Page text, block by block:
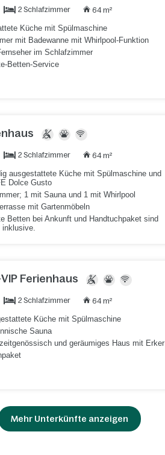
2 Schlafzimmer 64 m²
Küche mit Spülmaschine
mit Badewanne mit Whirlpool-Funktion
im Schlafzimmer
Betten-Service
2 Schlafzimmer 64 m²
ausgestattete Küche mit Spülmaschine und
Dolce Gusto
1 mit Sauna und 1 mit Whirlpool
mit Gartenmöbeln
Betten bei Ankunft und Handtuchpaket sind
inklusive.
Ferienhaus
2 Schlafzimmer 64 m²
Küche mit Spülmaschine
Sauna
und geräumiges Haus mit Erker
Mehr Unterkünfte anzeigen